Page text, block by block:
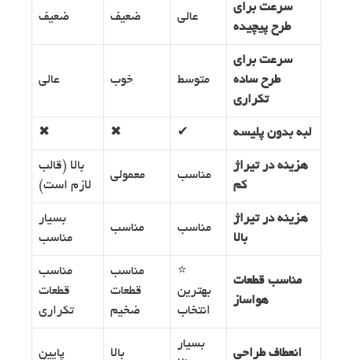
سرعت برای
طرح پیچیده
عالی ضعیف ضعیف
سرعت برای
طرح ساده
تکراری
متوسط خوب عالی
لبه بدون پلیسه ✔
✖
✖
هزینه در تیراژ
کم
مناسب معمولی
بالا (قالب
لازم است)
هزینه در تیراژ
بالا
مناسب مناسب
بسیار
مناسب
مناسب قطعات
هواساز
⭐
بهترین
انتخاب
مناسب
قطعات
ضخیم
مناسب
قطعات
تکراری
انعطاف طراحی
بسیار
بالا پایین